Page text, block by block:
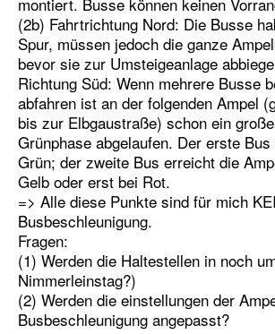
(2b) Fahrtrichtung Nord: Die Busse
Spur, müssen jedoch die ganze
bevor sie zur Umsteigeanlage
Richtung Süd: Wenn mehrere Busse
abfahren ist an der folgenden Ampel
bis zur Elbgaustraße) schon ein
Grünphase abgelaufen. Der erste
Grün; der zweite Bus erreicht die
Gelb oder erst bei Rot.
=> Alle diese Punkte sind für mich
Busbeschleunigung.
Fragen:
(1) Werden die Haltestellen in noch
Nimmerleinstag?)
(2) Werden die einstellungen der
Busbeschleunigung angepasst?